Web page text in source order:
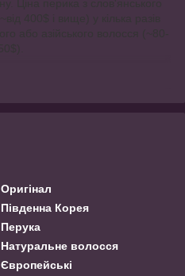
Оригінал
Південна Корея
Перука
Натуральне волосся
Європейські